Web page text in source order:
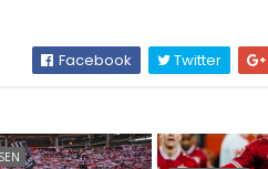
Facebook Twitter